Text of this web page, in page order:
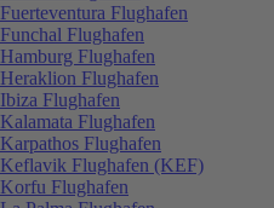
Fuerteventura Flughafen
Funchal Flughafen
Hamburg Flughafen
Heraklion Flughafen
Ibiza Flughafen
Kalamata Flughafen
Karpathos Flughafen
Keflavik Flughafen (KEF)
Korfu Flughafen